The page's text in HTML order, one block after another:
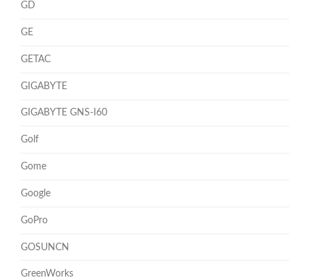
GD
GE
GETAC
GIGABYTE
GIGABYTE GNS-I60
Golf
Gome
Google
GoPro
GOSUNCN
GreenWorks